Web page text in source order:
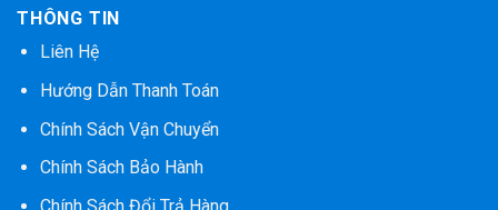
THÔNG TIN
Liên Hệ
Hướng Dẫn Thanh Toán
Chính Sách Vận Chuyển
Chính Sách Bảo Hành